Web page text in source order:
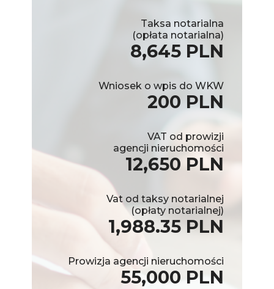
Taksa notarialna
(opłata notarialna)
8,645 PLN
Wniosek o wpis do WKW
200 PLN
VAT od prowizji
agencji nieruchomości
12,650 PLN
Vat od taksy notarialnej
(opłaty notarialnej)
1,988.35 PLN
Prowizja agencji nieruchomości
55,000 PLN